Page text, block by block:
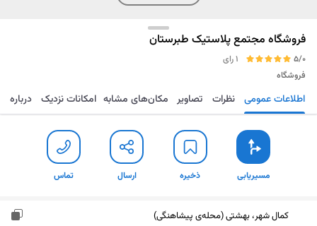
فروشگاه مجتمع پلاستیک طبرستان
5/0
1 رای
فروشگاه
مسیریابی ذخیره ارسال تماس اطلاعات عمومی نظرات تصاویر مکان‌های مشابه امکانات نزدیک درباره
مسیریابی ذخیره ارسال تماس
کمال شهر، بهشتی (محله‌ی پیشاهنگی)